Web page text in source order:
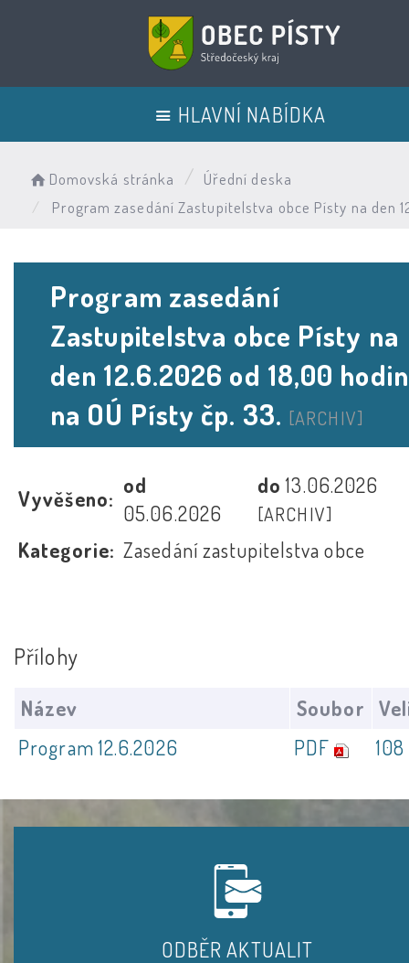
HLAVNÍ NABÍDKA
Domovská stránka
Úřední deska
Program zasedání Zastupitelstva obce Písty na den
Program zasedání
Zastupitelstva obce Písty na
den 12.6.2026 od 18,00 hodin
na OÚ Písty čp. 33. [ARCHIV]
Vyvěšeno:
od
05.06.2026
do13.06.2026
[ARCHIV]
Kategorie: Zasedání zastupitelstva obce
Přílohy
Název Soubor
Program 12.6.2026
PDF
ODBĚR AKTUALIT